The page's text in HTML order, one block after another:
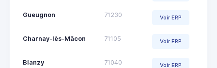
Gueugnon 71230 Voir ERP
Charnay-lès-Mâcon 71105 Voir ERP
Blanzy 71040 Voir ERP